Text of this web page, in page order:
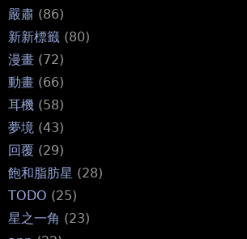
嚴肅 (86)
新新標籤 (80)
漫畫 (72)
動畫 (66)
耳機 (58)
夢境 (43)
回覆 (29)
飽和脂肪星 (28)
TODO (25)
星之一角 (23)